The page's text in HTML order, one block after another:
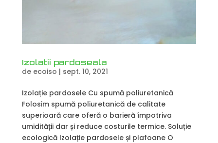
Izolatii pardoseala
de ecoiso | sept. 10, 2021
Izolație pardosele Cu spumă poliuretanică
Folosim spumă poliuretanică de calitate
superioară care oferă o barieră împotriva
umidității dar și reduce costurile termice. Soluție
ecologică Izolație pardosele și plafoane O